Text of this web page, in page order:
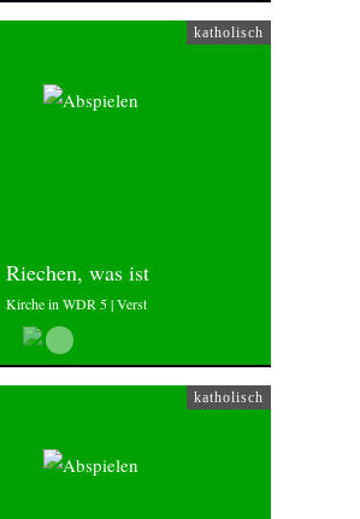
katholisch
Riechen, was ist
Kirche in WDR 5 | Verst
katholisch